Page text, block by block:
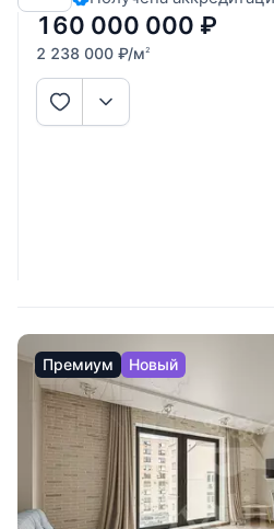
приватность и много света без
160 000 000 ₽
2 238 000 ₽/м2
Премиум Новый